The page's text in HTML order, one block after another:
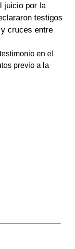
juicio por la
testigos
cruces entre